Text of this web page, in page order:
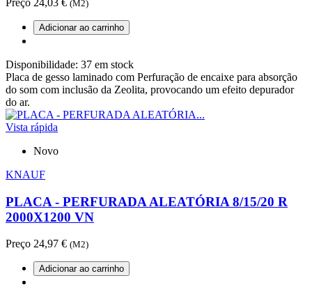
(M2)
Adicionar ao carrinho
Disponibilidade: 37 em stock
Placa de gesso laminado com Perfuração de encaixe para absorção
do som com inclusão da Zeolita, provocando um efeito depurador
do ar.
Vista rápida
Novo
KNAUF
PLACA - PERFURADA ALEATÓRIA 8/15/20 R
2000X1200 VN
Preço 24,97 € (M2)
Adicionar ao carrinho